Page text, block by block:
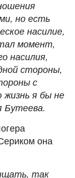
но есть
насилие,
момент,
насилия,
стороны,
с
жизнь я бы не
Бутеева.
она
так